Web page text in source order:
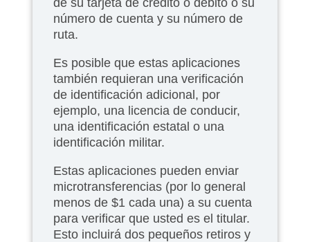
número de cuenta y su número de
ruta.
Es posible que estas aplicaciones
también requieran una verificación
de identificación adicional, por
ejemplo, una licencia de conducir,
una identificación estatal o una
identificación militar.
Estas aplicaciones pueden enviar
microtransferencias (por lo general
menos de $1 cada una) a su cuenta
para verificar que usted es el titular.
Esto incluirá dos pequeños retiros y